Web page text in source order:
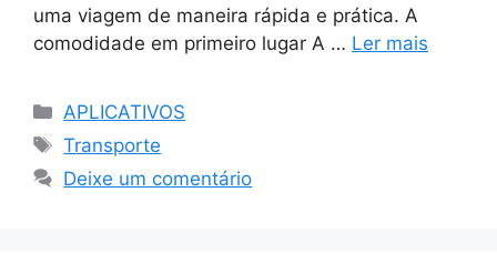
uma viagem de maneira rápida e prática. A
comodidade em primeiro lugar A … Ler mais
Categorias
APLICATIVOS
Tags
Transporte
Deixe um comentário